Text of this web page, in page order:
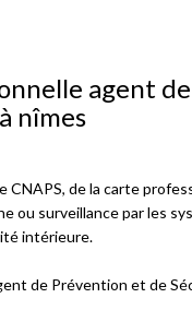
agent
nîmes
CNAPS, de la carte
ou surveillance par les
intérieure.
de Prévention et de